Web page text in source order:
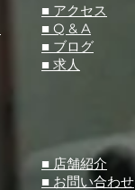
​■ アクセス
■ Q & A
​■ ブログ
​■ 求人
​■ 店舗紹介
■ お問い合わせ